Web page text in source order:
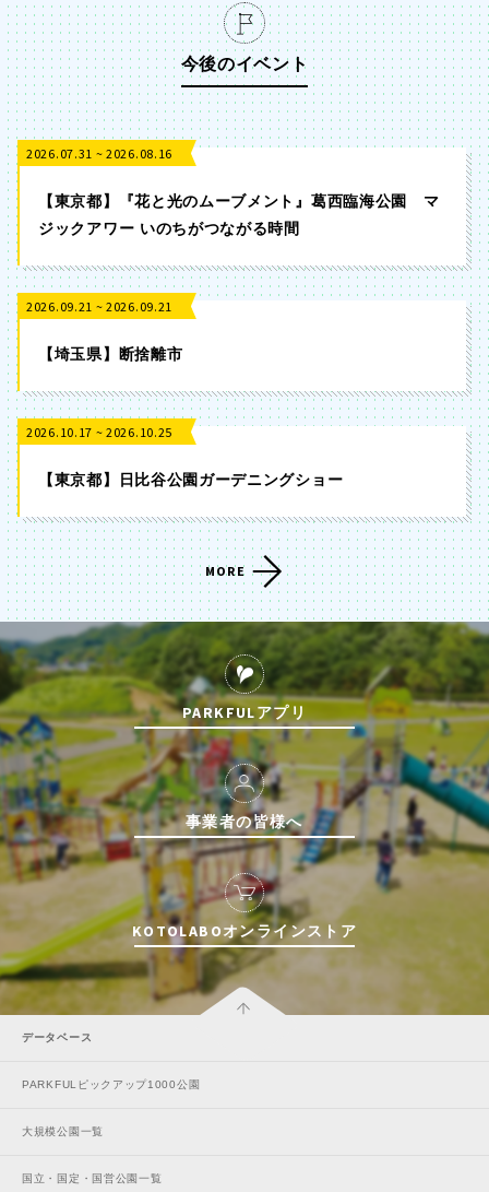
今後のイベント
2026.07.31 ~ 2026.08.16
【東京都】『花と光のムーブメント』葛西臨海公園 マ
ジックアワー いのちがつながる時間
2026.09.21 ~ 2026.09.21
【埼玉県】断捨離市
2026.10.17 ~ 2026.10.25
【東京都】日比谷公園ガーデニングショー
MORE
PARKFULアプリ
事業者の皆様へ
KOTOLABOオンラインストア
データベース
PARKFULピックアップ1000公園
大規模公園一覧
国立・国定・国営公園一覧